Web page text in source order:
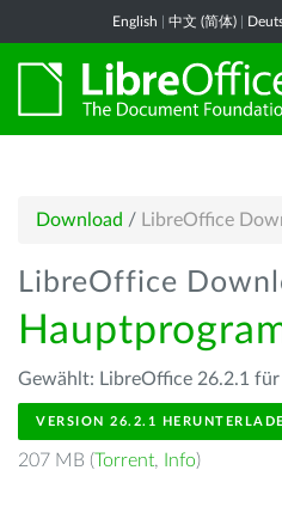
English 中文 (简体)
Download / LibreOffice
LibreOffice
Gewählt: LibreOffice 26.2.1 für
VERSION 26.2.1
207 MB (Torrent, Info)